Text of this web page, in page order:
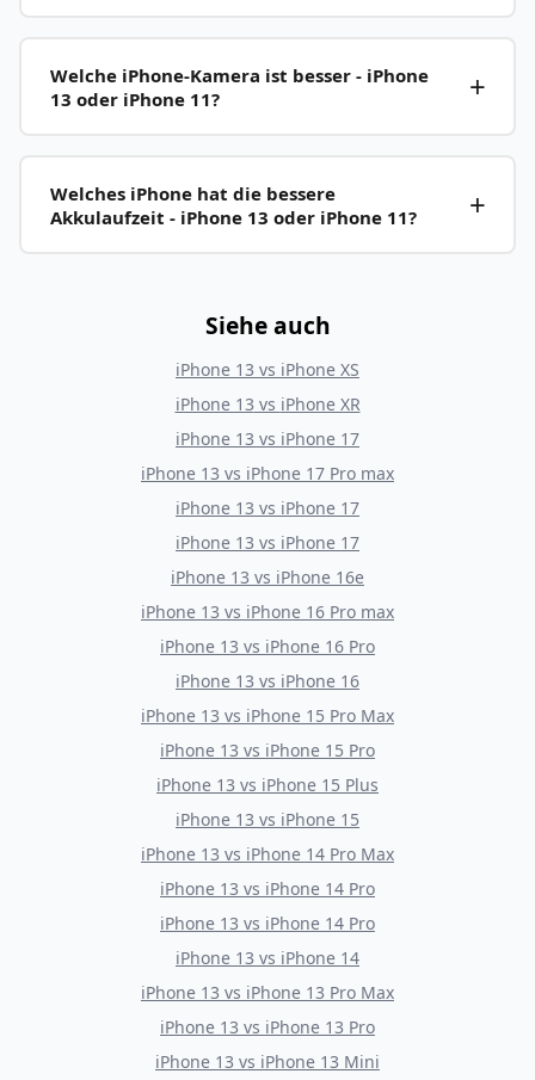
Welche iPhone-Kamera ist besser - iPhone
13 oder iPhone 11?
Welches iPhone hat die bessere
Akkulaufzeit - iPhone 13 oder iPhone 11?
Siehe auch
iPhone 13 vs iPhone XS
iPhone 13 vs iPhone XR
iPhone 13 vs iPhone 17
iPhone 13 vs iPhone 17 Pro max
iPhone 13 vs iPhone 17
iPhone 13 vs iPhone 17
iPhone 13 vs iPhone 16e
iPhone 13 vs iPhone 16 Pro max
iPhone 13 vs iPhone 16 Pro
iPhone 13 vs iPhone 16
iPhone 13 vs iPhone 15 Pro Max
iPhone 13 vs iPhone 15 Pro
iPhone 13 vs iPhone 15 Plus
iPhone 13 vs iPhone 15
iPhone 13 vs iPhone 14 Pro Max
iPhone 13 vs iPhone 14 Pro
iPhone 13 vs iPhone 14 Pro
iPhone 13 vs iPhone 14
iPhone 13 vs iPhone 13 Pro Max
iPhone 13 vs iPhone 13 Pro
iPhone 13 vs iPhone 13 Mini